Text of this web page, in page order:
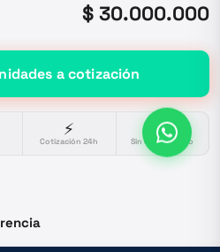
$ 30.000.000
a cotización
⚡
Cotización 24h
🔒
Sin compromiso